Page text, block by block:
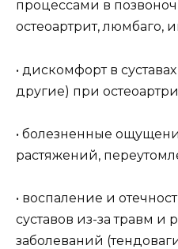
процессами в
остеоартрит, люмбаго,
• дискомфорт в
другие) при
• болезненные
растяжений,
• воспаление и
суставов из-за травм и
заболеваний